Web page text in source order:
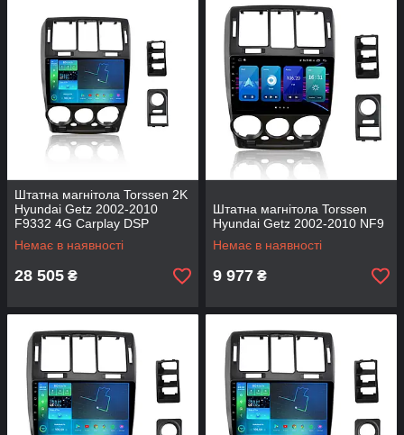
Штатна магнітола Torssen 2K
Hyundai Getz 2002-2010
F9332 4G Carplay DSP
Немає в наявності
28 505 ₴
Штатна магнітола Torssen
Hyundai Getz 2002-2010 NF9
Немає в наявності
9 977 ₴